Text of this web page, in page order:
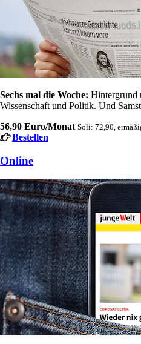
Sechs mal die Woche: Hintergrund
Wissenschaft und Politik. Und
56,90 Euro/Monat Soli: 72,90,
Bestellen
Online